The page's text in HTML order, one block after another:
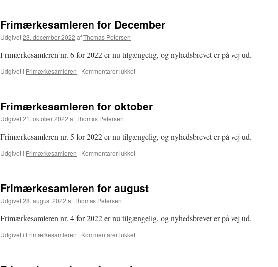
Frimærkesamleren for December
Udgivet23. december 2022 afThomas Petersen
Frimærkesamleren nr. 6 for 2022 er nu tilgængelig, og nyhedsbrevet er på vej ud.
Udgivet i Frimærkesamleren | Kommentarer lukkettil
Frimærkesamleren for oktober
Udgivet21. oktober 2022 afThomas Petersen
Frimærkesamleren nr. 5 for 2022 er nu tilgængelig, og nyhedsbrevet er på vej ud.
Udgivet i Frimærkesamleren | Kommentarer lukkettil
Frimærkesamleren for august
Udgivet28. august 2022 afThomas Petersen
Frimærkesamleren nr. 4 for 2022 er nu tilgængelig, og nyhedsbrevet er på vej ud.
Udgivet i Frimærkesamleren | Kommentarer lukkettil